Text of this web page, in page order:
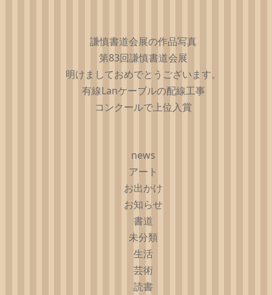
謙慎書道会展の作品写真
第83回謙慎書道会展
明けましておめでとうございます。
有線Lanケーブルの配線工事
コンクールで上位入賞
news
アート
お出かけ
お知らせ
書道
未分類
生活
芸術
読書